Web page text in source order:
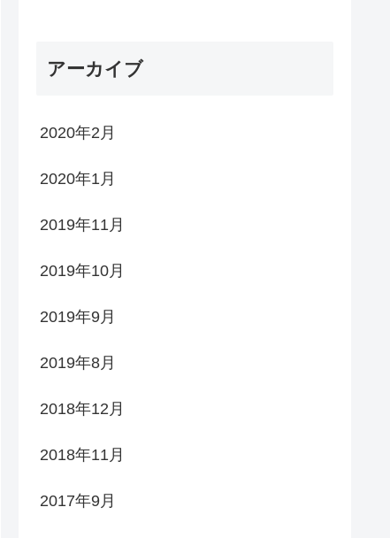
アーカイブ
2020年2月
2020年1月
2019年11月
2019年10月
2019年9月
2019年8月
2018年12月
2018年11月
2017年9月